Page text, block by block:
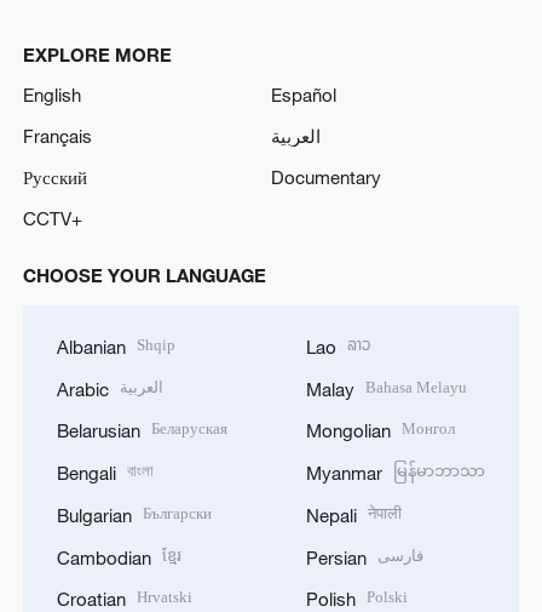
EXPLORE MORE
English
Español
Français
العربية
Русский
Documentary
CCTV+
CHOOSE YOUR LANGUAGE
Albanian Shqip
Arabic العربية
Belarusian Беларуская
Bengali বাংলা
Bulgarian Български
Cambodian ខ្មែរ
Croatian Hrvatski
Lao ລາວ
Malay Bahasa Melayu
Mongolian Монгол
Myanmar မြန်မာဘာသာ
Nepali नेपाली
Persian فارسی
Polish Polski